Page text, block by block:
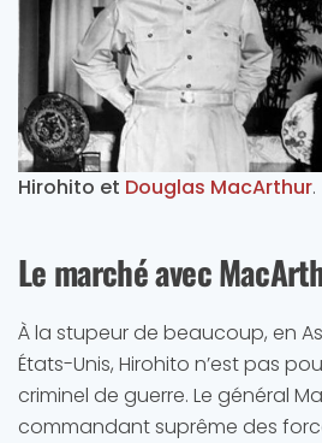
Hirohito et Douglas MacArthur.
Le marché avec
À la stupeur de beaucoup, en
États-Unis, Hirohito n’est pas
criminel de guerre. Le général
commandant suprême des